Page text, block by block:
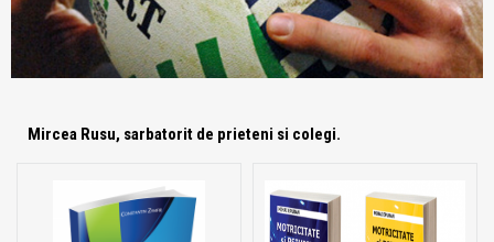
Mircea Rusu, sarbatorit de prieteni si colegi.